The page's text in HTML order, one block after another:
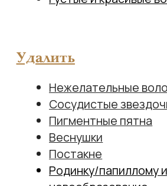
новообразование
Целлюлит
Жировые отложения
Убрать
Морщины на лбу
Морщины вокруг глаз
Носогубные морщины
Морщины вокруг губ